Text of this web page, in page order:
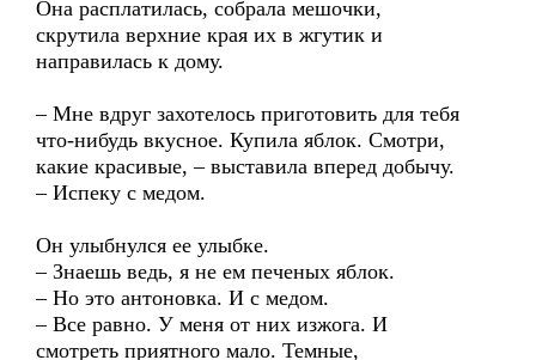
Она расплатилась, собрала мешочки,
скрутила верхние края их в жгутик и
направилась к дому.
– Мне вдруг захотелось приготовить для тебя
что-нибудь вкусное. Купила яблок. Смотри,
какие красивые, – выставила вперед добычу.
– Испеку с медом.
Он улыбнулся ее улыбке.
– Знаешь ведь, я не ем печеных яблок.
– Но это антоновка. И с медом.
– Все равно. У меня от них изжога. И
смотреть приятного мало. Темные,